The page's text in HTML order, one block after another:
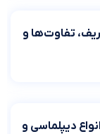
تفاوت‌ها و
دیپلماسی و